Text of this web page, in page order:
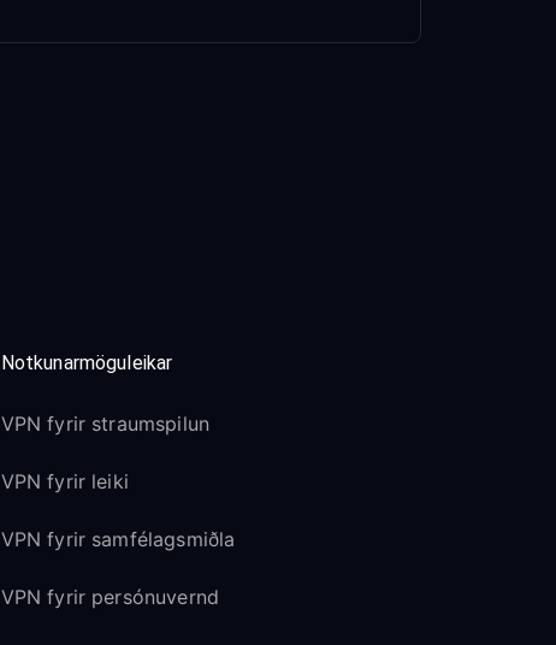
Notkunarmöguleikar
VPN fyrir straumspilun
VPN fyrir leiki
VPN fyrir samfélagsmiðla
VPN fyrir persónuvernd